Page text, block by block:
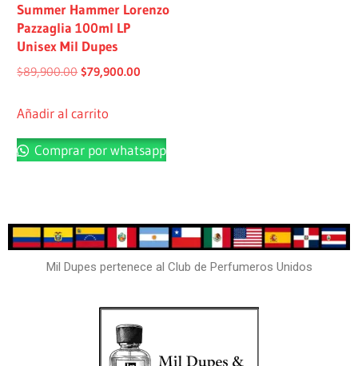
Summer Hammer Lorenzo
Pazzaglia 100ml LP
Unisex Mil Dupes
$89,900.00 $79,900.00
Añadir al carrito
Comprar por whatsapp
Mil Dupes pertenece al Club de Perfumeros Unidos